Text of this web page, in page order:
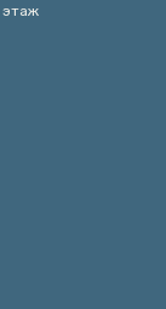
этаж